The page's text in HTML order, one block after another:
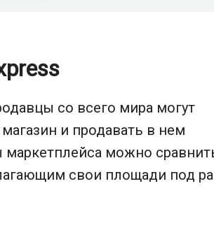
со всего мира могут
и продавать в нем
можно
свои площади под